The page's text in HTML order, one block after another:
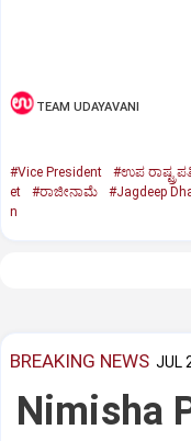
TEAM UDAYAVANI
#Vice President #ಉಪ
et
#ರಾಜೀನಾಮೆ #Jagdeep
n
BREAKING NEWS JUL
Nimisha